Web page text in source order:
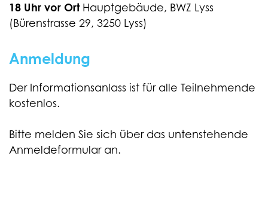
18 Uhr vor Ort Hauptgebäude, BWZ Lyss
(Bürenstrasse 29, 3250 Lyss)
Anmeldung
Der Informationsanlass ist für alle Teilnehmende
kostenlos.
Bitte melden Sie sich über das untenstehende
Anmeldeformular an.